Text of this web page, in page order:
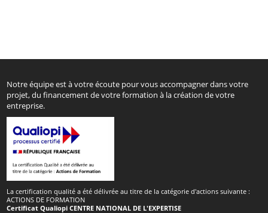
Notre équipe est à votre écoute pour vous accompagner dans votre
projet, du financement de votre formation à la création de votre
entreprise.
La certification qualité a été délivrée au titre de la catégorie d'actions suivante :
ACTIONS DE FORMATION
Certificat Qualiopi CENTRE NATIONAL DE L'EXPERTISE